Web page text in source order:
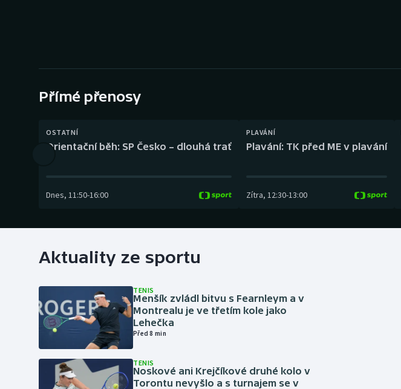
Gymnastika Plážový volejbal
Přímé přenosy
OSTATNÍ
Orientační běh: SP Česko – dlouhá trať
Dnes, 11:50-16:00
PLAVÁNÍ
Plavání: TK před ME v plavání
Zítra, 12:30-13:00
Aktuality ze sportu
TENIS
Menšík zvládl bitvu s Fearnleym a v
Montrealu je ve třetím kole jako
Lehečka
Před 8 min
TENIS
Noskové ani Krejčíkové druhé kolo v
Torontu nevyšlo a s turnajem se v